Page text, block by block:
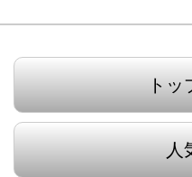
トッ
人